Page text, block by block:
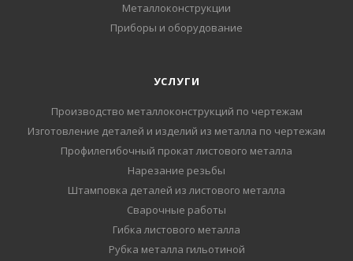
Металлоконструкции
Приборы и оборудование
УСЛУГИ
Производство металлоконструкций по чертежам
Изготовление деталей и изделий из металла по чертежам
Профилегибочный прокат листового металла
Нарезание резьбы
Штамповка деталей из листового металла
Сварочные работы
Гибка листового металла
Рубка металла гильотиной